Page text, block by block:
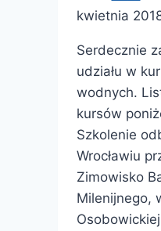
kwietnia
Serdecznie
udziału w
wodnych.
kursów
Szkolenie
Wrocławiu
Zimowisko
Milenijnego,